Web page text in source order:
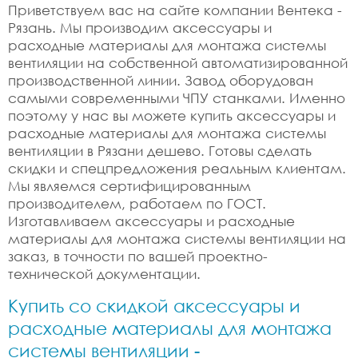
Приветствуем вас на сайте компании Вентека -
Рязань. Мы производим аксессуары и
расходные материалы для монтажа системы
вентиляции на собственной автоматизированной
производственной линии. Завод оборудован
самыми современными ЧПУ станками. Именно
поэтому у нас вы можете купить аксессуары и
расходные материалы для монтажа системы
вентиляции в Рязани дешево. Готовы сделать
скидки и спецпредложения реальным клиентам.
Мы являемся сертифицированным
производителем, работаем по ГОСТ.
Изготавливаем аксессуары и расходные
материалы для монтажа системы вентиляции на
заказ, в точности по вашей проектно-
технической документации.
Купить со скидкой аксессуары и
расходные материалы для монтажа
системы вентиляции -